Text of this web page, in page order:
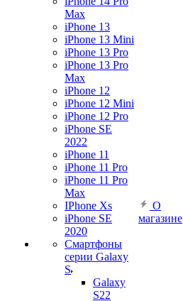
Max
iPhone 13
iPhone 13 Mini
iPhone 13 Pro
iPhone 13 Pro
Max
iPhone 12
iPhone 12 Mini
iPhone 12 Pro
iPhone SE
2022
iPhone 11
iPhone 11 Pro
iPhone 11 Pro
Max
IPhone Xs
iPhone SE
2020
Смартфоны
серии Galaxy
S
Galaxy
S22
О
магазине